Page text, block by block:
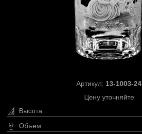
Артикул: 13-1003-24
Цену уточняйте
Высота
Объем